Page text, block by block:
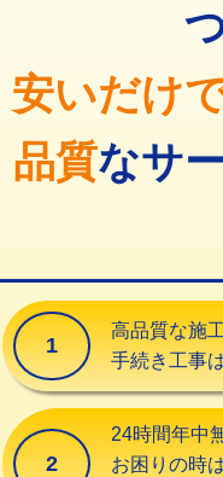
廃棄・処分
止水・漏水調査・防水
止水・漏水調査・防水処
理・調整・分解・加工
その他部品の脱着
交換・取付(単水栓（壁
式）)
交換・取付(混合水栓（
式・ワンホール）)
交換・取付(排水栓・排
（P/S/ポップアップ））
安いだけ
品質なサ
1
高品質な施
手続き工事
2
24時間年中
お困りの時